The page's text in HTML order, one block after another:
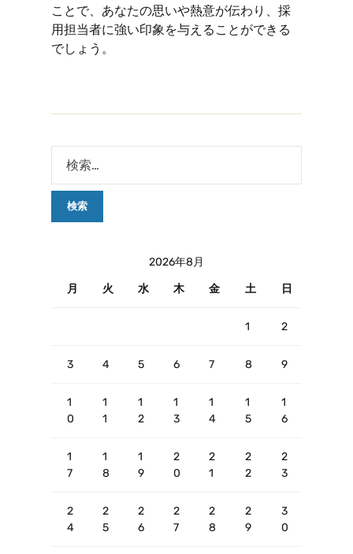
ことで、あなたの思いや熱意が伝わり、採
用担当者に強い印象を与えることができる
でしょう。
2026年8月
月
火 水 木 金 土 日
1 2
3 4 5 6 7 8 9
1
0
1
1
1
2
1
3
1
4
1
5
1
6
1
7
1
8
1
9
2
0
2
1
2
2
2
3
2
4
2
5
2
6
2
7
2
8
2
9
3
0